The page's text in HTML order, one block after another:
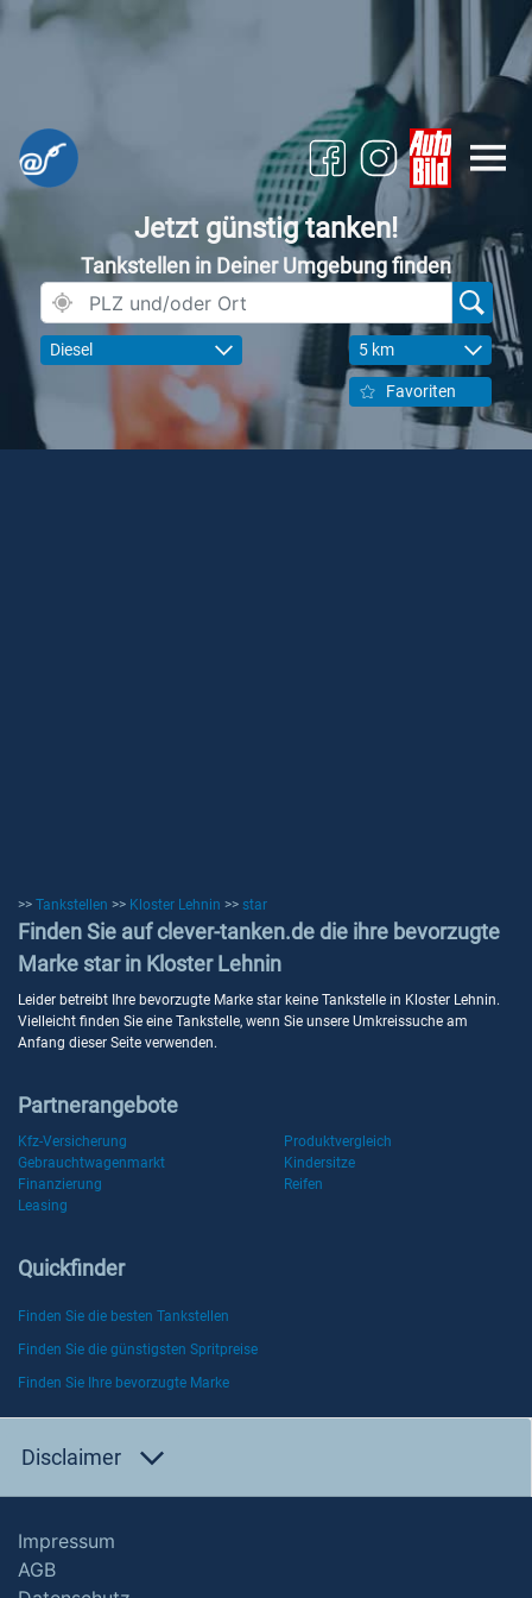
Jetzt günstig tanken!
Tankstellen in Deiner Umgebung finden
Diesel 5 km
Favoriten
>> Tankstellen >> Kloster Lehnin >> star
Finden Sie auf clever-tanken.de die ihre bevorzugte
Marke star in Kloster Lehnin
Leider betreibt Ihre bevorzugte Marke star keine Tankstelle in Kloster Lehnin.
Vielleicht finden Sie eine Tankstelle, wenn Sie unsere Umkreissuche am
Anfang dieser Seite verwenden.
Partnerangebote
Kfz-Versicherung
Produktvergleich
Gebrauchtwagenmarkt
Kindersitze
Finanzierung
Reifen
Leasing
Quickfinder
Finden Sie die besten Tankstellen
Finden Sie die günstigsten Spritpreise
Finden Sie Ihre bevorzugte Marke
Disclaimer
Impressum
AGB